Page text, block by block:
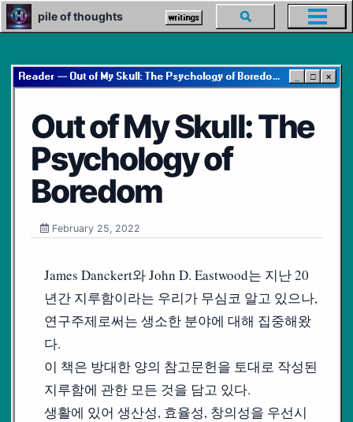
Skip
to
Skip
to
Skip
to
pile of thoughts writings
Toggle
search
menu
Reader — Out of My Skull: The Psychology of Boredom □ ×
Out of My Skull: The
Psychology of
Boredom
February 25, 2022
James Danckert와 John D. Eastwood는 지난 20
년간 지루함이라는 우리가 무심코 알고 있으나,
연구주제로써는 생소한 분야에 대해 집중해왔
다.
이 책은 방대한 양의 참고문헌을 토대로 작성된
지루함에 관한 모든 것을 담고 있다.
생활에 있어 생산성, 효율성, 창의성을 우선시